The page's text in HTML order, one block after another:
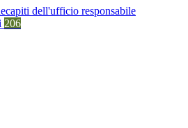
dell'ufficio responsabile
206